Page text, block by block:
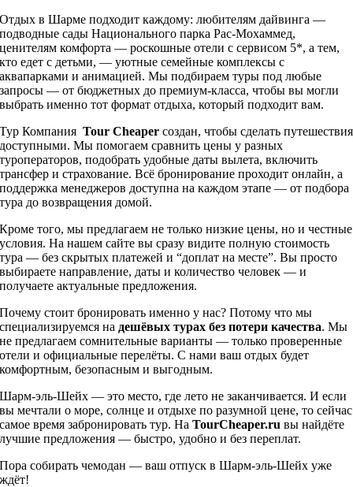
Отдых в Шарме подходит каждому: любителям дайвинга —
подводные сады Национального парка Рас-Мохаммед,
ценителям комфорта — роскошные отели с сервисом 5*, а тем,
кто едет с детьми, — уютные семейные комплексы с
аквапарками и анимацией. Мы подбираем туры под любые
запросы — от бюджетных до премиум-класса, чтобы вы могли
выбрать именно тот формат отдыха, который подходит вам.
Тур КомпанияTour Cheaper создан, чтобы сделать путешествия
доступными. Мы помогаем сравнить цены у разных
туроператоров, подобрать удобные даты вылета, включить
трансфер и страхование. Всё бронирование проходит онлайн, а
поддержка менеджеров доступна на каждом этапе — от подбора
тура до возвращения домой.
Кроме того, мы предлагаем не только низкие цены, но и честные
условия. На нашем сайте вы сразу видите полную стоимость
тура — без скрытых платежей и “доплат на месте”. Вы просто
выбираете направление, даты и количество человек — и
получаете актуальные предложения.
Почему стоит бронировать именно у нас? Потому что мы
специализируемся на дешёвых турах без потери качества. Мы
не предлагаем сомнительные варианты — только проверенные
отели и официальные перелёты. С нами ваш отдых будет
комфортным, безопасным и выгодным.
Шарм-эль-Шейх — это место, где лето не заканчивается. И если
вы мечтали о море, солнце и отдыхе по разумной цене, то сейчас
самое время забронировать тур. НаTourCheaper.ru вы найдёте
лучшие предложения — быстро, удобно и без переплат.
Пора собирать чемодан — ваш отпуск в Шарм-эль-Шейх уже
ждёт!